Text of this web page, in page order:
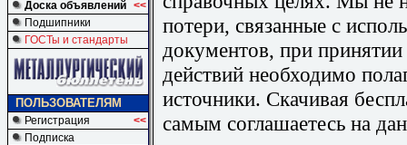
Доска объявлений <<
Подшипники
ГОСТы и стандарты
ПОЛЬЗОВАТЕЛЯМ
Регистрация
<<
Подписка
потери, связанные с
документов, при
действий необходимо
источники. Скачивая
самым соглашаетесь на